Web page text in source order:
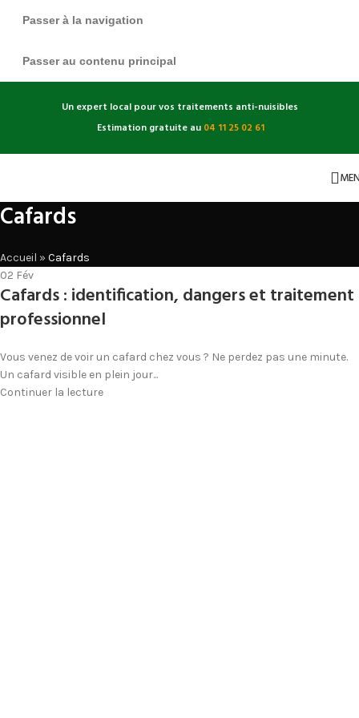
Passer à la navigation
Passer au contenu principal
Un expert local pour vos traitements anti-nuisibles
Estimation gratuite au 04 11 25 02 61
Cafards
Accueil » Cafards
02 Fév
Cafards : identification, dangers et traitement
professionnel
Vous venez de voir un cafard chez vous ? Ne perdez pas une minute.
Un cafard visible en plein jour...
Continuer la lecture